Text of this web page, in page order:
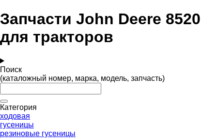
Запчасти John Deere 8520
для тракторов
Поиск
(каталожный номер, марка, модель, запчасть)
Категория
ходовая
гусеницы
резиновые гусеницы